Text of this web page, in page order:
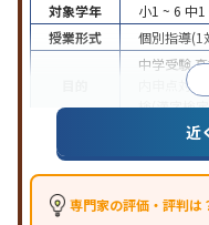
対象学年 小1 ~ 6 中1
授業形式
個別指導(1
中学受験
内申点対策
検(漢字検
1科目から
※2023年3月調査。小学校高
近
専門家の評価・評判は